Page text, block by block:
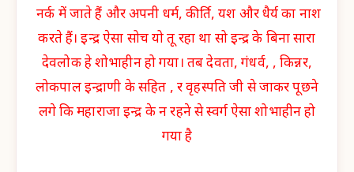
नर्क में जाते हैं और अपनी धर्म, कीर्ति, यश और धैर्य का नाश
करते हैं। इन्द्र ऐसा सोच यो तू रहा था सो इन्द्र के बिना सारा
देवलोक हे शोभाहीन हो गया। तब देवता, गंधर्व, , किन्नर,
लोकपाल इन्द्राणी के सहित , र वृहस्पति जी से जाकर पूछने
लगे कि महाराजा इन्द्र के न रहने से स्वर्ग ऐसा शोभाहीन हो
गया है